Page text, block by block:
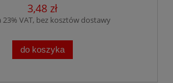
3,48 zł
23% VAT, bez kosztów dostawy
do koszyka